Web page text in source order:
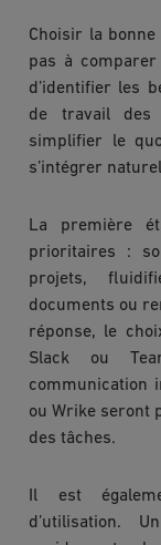
Choisir la
pas à comparer
d’identifier les
de travail des
simplifier le
s’intégrer
La première
prioritaires :
projets,
documents ou
réponse, le
Slack ou
communication
ou Wrike seront
des tâches.
Il est
d’utilisation.